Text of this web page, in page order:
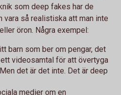
som deep fakes har de
så realistiska att man inte
öron. Några exempel:
barn som ber om pengar, det
videosamtal för att övertyga
det är det inte. Det är deep
medier om en